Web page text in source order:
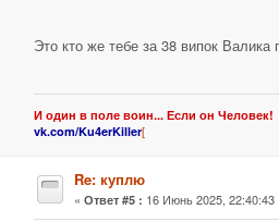
Это кто же тебе за 38 випок Валика
И один в поле воин... Если он Человек!
vk.com/Ku4erKiller[
Re: куплю
« Ответ #5 : 16 Июнь 2025, 22:40:43